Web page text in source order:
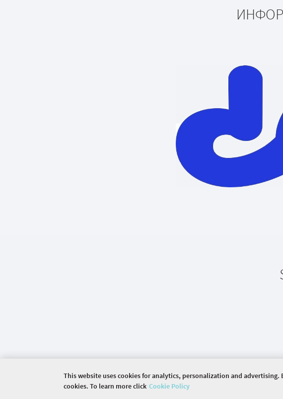
© 2026 COMMUNITY COMPANY. ALL RIGHTS RESERVED.
This website uses cookies for analytics, personalization and
cookies. To learn more click Cookie Policy